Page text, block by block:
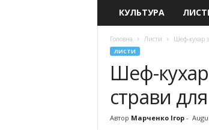
КУЛЬТУРА
Головна Листи Шеф-кухар
ЛИСТИ
Шеф-
страви
Автор Марченко Ігор-